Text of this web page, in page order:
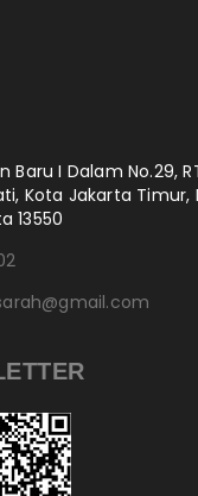
Baru I Dalam No.29,
Kota Jakarta Timur,
13550